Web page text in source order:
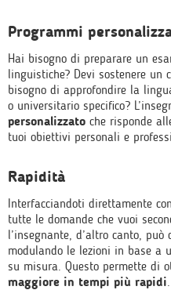
Programmi
Hai bisogno di preparare un
linguistiche? Devi sostenere un
bisogno di approfondire la
o universitario specifico?
personalizzato che risponde
tuoi obiettivi personali e
Rapidità
Interfacciandoti direttamente
tutte le domande che vuoi
l’insegnante, d’altro canto,
modulando le lezioni in base a
su misura. Questo permette di
maggiore in tempi più rapidi.